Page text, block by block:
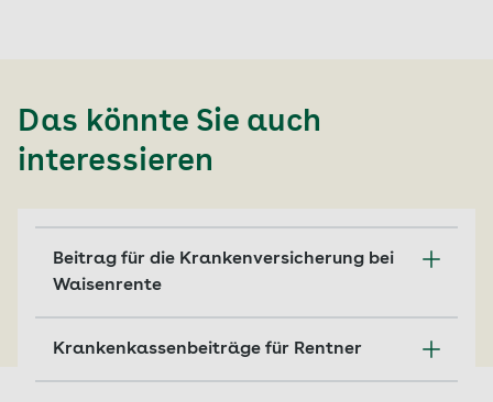
Das könnte Sie auch
interessieren
Beitrag für die Krankenversicherung bei
Waisenrente
Altersgrenze keinen Beitrag für die
Krankenversicherung.
Krankenkassenbeiträge für Rentner